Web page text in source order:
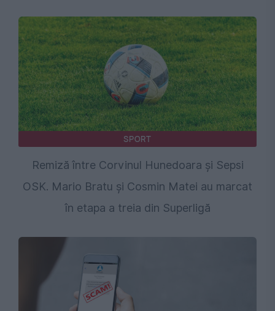
SPORT
Remiză între Corvinul Hunedoara și Sepsi
OSK. Mario Bratu și Cosmin Matei au marcat
în etapa a treia din Superligă